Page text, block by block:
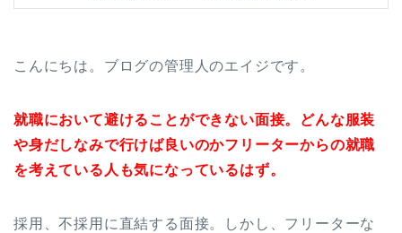
こんにちは。ブログの管理人のエイジです。
就職において避けることができない面接。どんな服装
や身だしなみで行けば良いのかフリーターからの就職
を考えている人も気になっているはず。
採用、不採用に直結する面接。しかし、フリーターな